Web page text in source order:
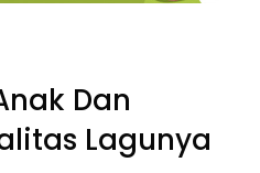
Dan
Lagunya